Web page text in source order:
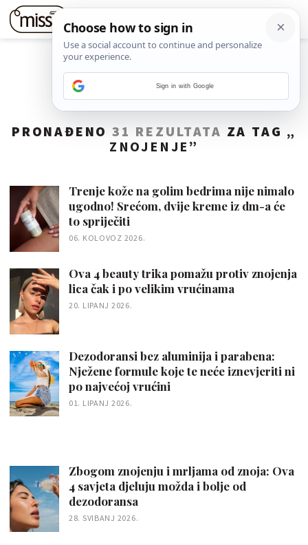
PRONAĐENO31 REZULTATA ZA TAG „
ZNOJENJE ”
Trenje kože na golim bedrima nije nimalo
ugodno! Srećom, dvije kreme iz dm-a će
to spriječiti
06. KOLOVOZ 2026.
Ova 4 beauty trika pomažu protiv znojenja
lica čak i po velikim vrućinama
20. LIPANJ 2026.
Dezodoransi bez aluminija i parabena:
Nježene formule koje te neće iznevjeriti ni
po najvećoj vrućini
01. LIPANJ 2026.
Zbogom znojenju i mrljama od znoja: Ova
4 savjeta djeluju možda i bolje od
dezodoransa
28. SVIBANJ 2026.
Sign in with Google